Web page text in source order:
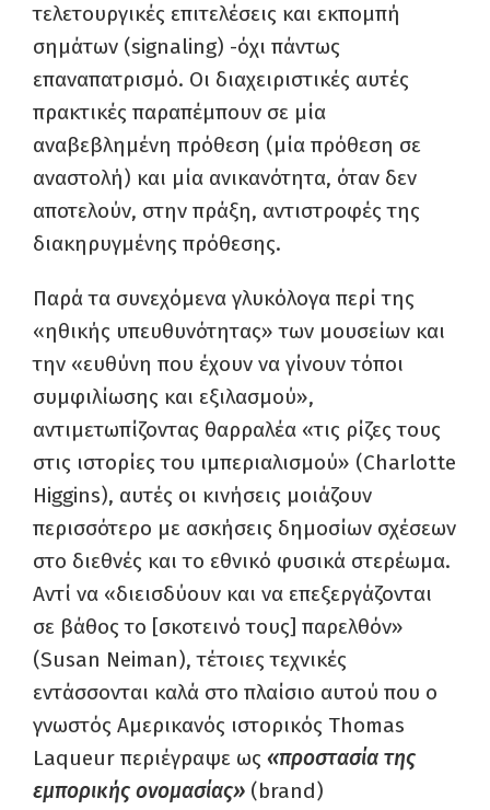
τελετουργικές επιτελέσεις και εκπομπή
σημάτων (signaling) -όχι πάντως
επαναπατρισμό. Οι διαχειριστικές αυτές
πρακτικές παραπέμπουν σε μία
αναβεβλημένη πρόθεση (μία πρόθεση σε
αναστολή) και μία ανικανότητα, όταν δεν
αποτελούν, στην πράξη, αντιστροφές της
διακηρυγμένης πρόθεσης.
Παρά τα συνεχόμενα γλυκόλογα περί της
«ηθικής υπευθυνότητας» των μουσείων και
την «ευθύνη που έχουν να γίνουν τόποι
συμφιλίωσης και εξιλασμού»,
αντιμετωπίζοντας θαρραλέα «τις ρίζες τους
στις ιστορίες του ιμπεριαλισμού» (Charlotte
Higgins), αυτές οι κινήσεις μοιάζουν
περισσότερο με ασκήσεις δημοσίων σχέσεων
στο διεθνές και το εθνικό φυσικά στερέωμα.
Αντί να «διεισδύουν και να επεξεργάζονται
σε βάθος το [σκοτεινό τους] παρελθόν»
(Susan Neiman), τέτοιες τεχνικές
εντάσσονται καλά στο πλαίσιο αυτού που ο
γνωστός Αμερικανός ιστορικός Thomas
Laqueur περιέγραψε ως «προστασία της
εμπορικής ονομασίας» (brand)